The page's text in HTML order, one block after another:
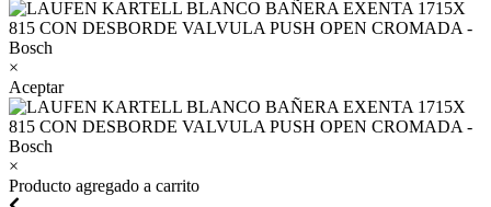
×
Aceptar
×
Producto agregado a carrito